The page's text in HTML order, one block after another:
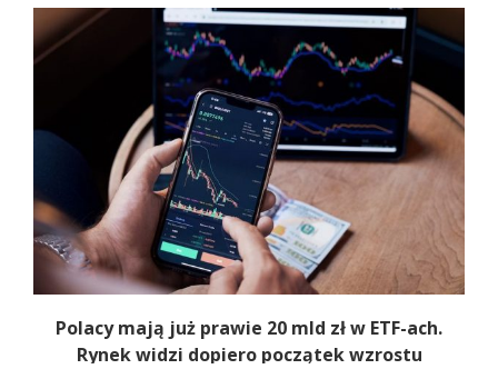
Polacy mają już prawie 20 mld zł w ETF-ach.
Rynek widzi dopiero początek wzrostu